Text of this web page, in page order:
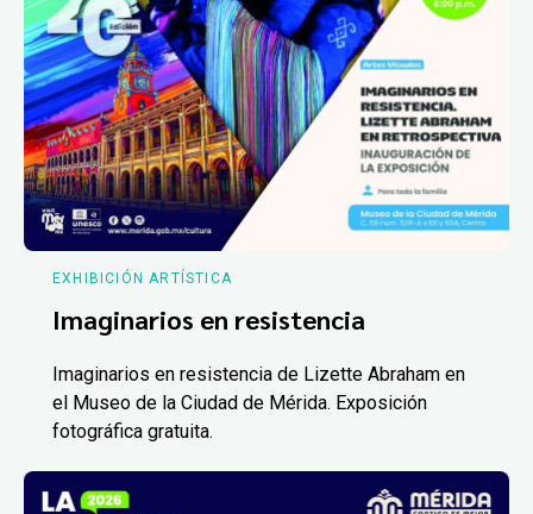
EXHIBICIÓN ARTÍSTICA
Imaginarios en resistencia
Imaginarios en resistencia de Lizette Abraham en
el Museo de la Ciudad de Mérida. Exposición
fotográfica gratuita.